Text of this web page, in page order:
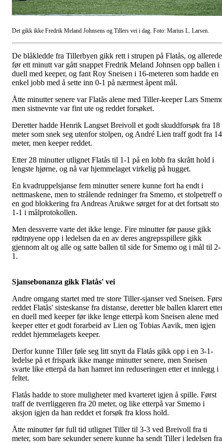
Det gikk ikke Fredrik Meland Johnsens og Tillers vei i dag. Foto: Marius L. Larsen.
De blåkledde fra Tillerbyen gikk rett i strupen på Flatås, og allerede
før ett minutt var gått snappet Fredrik Meland Johnsen opp ballen i
duell med keeper, og fant Roy Sneisen i 16-meteren som hadde en
enkel jobb med å sette inn 0-1 på nærmest åpent mål.
Åtte minutter senere var Flatås alene med Tiller-keeper Lars
men sistnevnte var fint ute og reddet forsøket.
Deretter hadde Henrik Langset Breivoll et godt skuddforsøk fra 18
meter som snek seg utenfor stolpen, og André Lien traff godt fra 14
meter, men keeper reddet.
Etter 28 minutter utlignet Flatås til 1-1 på en lobb fra skrått hold i
lengste hjørne, og nå var hjemmelaget virkelig på hugget.
En kvadruppelsjanse fem minutter senere kunne fort ha endt i
nettmaskene, men to strålende redninger fra Smemo, et stolpetreff
en god blokkering fra Andreas Arukwe sørget for at det fortsatt sto
1-1 i målprotokollen.
Men dessverre varte det ikke lenge. Fire minutter før pause gikk
rødtrøyene opp i ledelsen da en av deres angrepsspillere gikk
gjennom alt og alle og satte ballen til side for Smemo og i mål til 2-
1.
Sjansebonanza gikk Flatås' vei
Andre omgang startet med tre store Tiller-sjanser ved Sneisen.
reddet Flatås' sisteskanse fra distanse, deretter ble ballen klarert
en duell med keeper før ikke lenge etterpå kom Sneisen alene med
keeper etter et godt forarbeid av Lien og Tobias Aavik, men igjen
reddet hjemmelagets keeper.
Derfor kunne Tiller føle seg litt snytt da Flatås gikk opp i en 3-1-
ledelse på et frispark ikke mange minutter senere, men Sneisen
svarte like etterpå da han hamret inn reduseringen etter et innlegg i
feltet.
Flatås hadde to store muligheter med kvarteret igjen å spille. Først
traff de tverrliggeren fra 20 meter, og like etterpå var Smemo i
aksjon igjen da han reddet et forsøk fra kloss hold.
Åtte minutter før full tid utlignet Tiller til 3-3 ved Breivoll fra ti
meter, som bare sekunder senere kunne ha sendt Tiller i ledelsen fra